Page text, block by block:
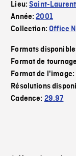
Lieu:Saint-
Année:2001
Collection:Office
Formats
Format de
Format de l'image:
Résolutions
Cadence: 29.97